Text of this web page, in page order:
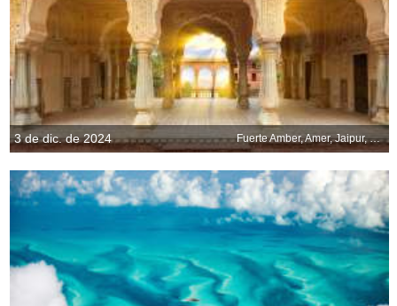
3 de dic. de 2024 Fuerte Amber, Amer, Jaipur, Rajastán, India